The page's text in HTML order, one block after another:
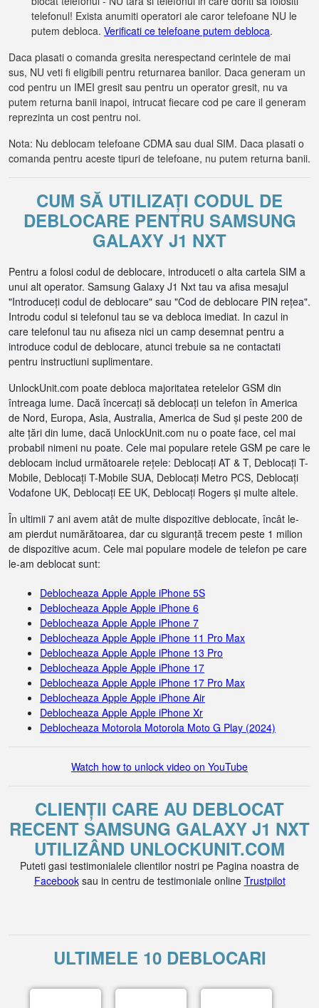
telefonul! Exista anumiti operatori ale caror telefoane NU le
putem debloca. Verificati ce telefoane putem debloca.
Daca plasati o comanda gresita nerespectand cerintele de mai
sus, NU veti fi eligibili pentru returnarea banilor. Daca generam un
cod pentru un IMEI gresit sau pentru un operator gresit, nu va
putem returna banii inapoi, intrucat fiecare cod pe care il generam
reprezinta un cost pentru noi.
Nota: Nu deblocam telefoane CDMA sau dual SIM. Daca plasati o
comanda pentru aceste tipuri de telefoane, nu putem returna banii.
CUM SĂ UTILIZAȚI CODUL DE
DEBLOCARE PENTRU SAMSUNG
GALAXY J1 NXT
Pentru a folosi codul de deblocare, introduceti o alta cartela SIM a
unui alt operator. Samsung Galaxy J1 Nxt tau va afisa mesajul
"Introduceți codul de deblocare" sau "Cod de deblocare PIN rețea".
Introdu codul si telefonul tau se va debloca imediat. In cazul in
care telefonul tau nu afiseza nici un camp desemnat pentru a
introduce codul de deblocare, atunci trebuie sa ne contactati
pentru instructiuni suplimentare.
UnlockUnit.com poate debloca majoritatea retelelor GSM din
întreaga lume. Dacă încercați să deblocați un telefon în America
de Nord, Europa, Asia, Australia, America de Sud și peste 200 de
alte țări din lume, dacă UnlockUnit.com nu o poate face, cel mai
probabil nimeni nu poate. Cele mai populare retele GSM pe care le
deblocam includ următoarele rețele: Deblocați AT & T, Deblocați T-
Mobile, Deblocați T-Mobile SUA, Deblocați Metro PCS, Deblocați
Vodafone UK, Deblocați EE UK, Deblocați Rogers și multe altele.
În ultimii 7 ani avem atât de multe dispozitive deblocate, încât le-
am pierdut numărătoarea, dar cu siguranță trecem peste 1 milion
de dispozitive acum. Cele mai populare modele de telefon pe care
le-am deblocat sunt:
Deblocheaza Apple Apple iPhone 5S
Deblocheaza Apple Apple iPhone 6
Deblocheaza Apple Apple iPhone 7
Deblocheaza Apple Apple iPhone 11 Pro Max
Deblocheaza Apple Apple iPhone 13 Pro
Deblocheaza Apple Apple iPhone 17
Deblocheaza Apple Apple iPhone 17 Pro Max
Deblocheaza Apple Apple iPhone Air
Deblocheaza Apple Apple iPhone Xr
Deblocheaza Motorola Motorola Moto G Play (2024)
Watch how to unlock video on YouTube
CLIENȚII CARE AU DEBLOCAT
RECENT SAMSUNG GALAXY J1 NXT
UTILIZÂND UNLOCKUNIT.COM
Puteti gasi testimonialele clientilor nostri pe Pagina noastra de
Facebooksau in centru de testimoniale online Trustpilot
ULTIMELE 10 DEBLOCARI